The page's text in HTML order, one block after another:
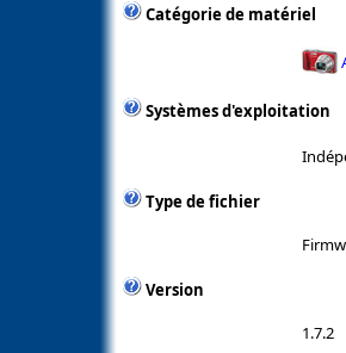
Catégorie de matériel
Systèmes d'exploitation
Type de fichier
Version
1.7.2